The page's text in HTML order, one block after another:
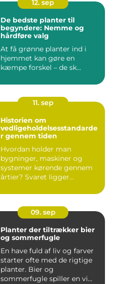
12. sep
De bedste planter til
begyndere: Nemme og
hårdføre valg
At få grønne planter ind i
hjemmet kan gøre en
kæmpe forskel – de sk...
11. sep
Historien om
vedligeholdelsesstandarde
r gennem tiden
Hvordan holder man
bygninger, maskiner og
systemer kørende gennem
årtier? Svaret ligger...
09. sep
Planter der tiltrækker bier
og sommerfugle
En have fuld af liv og farver
starter ofte med de rigtige
planter. Bier og
sommerfugle spiller en vi...